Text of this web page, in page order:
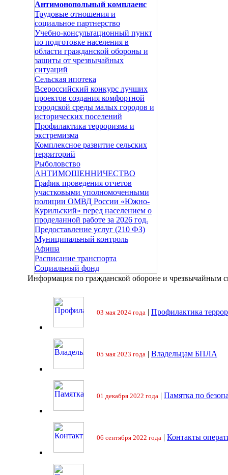
Антимонопольный комплаенс
Трудовые отношения и
социальное партнерство
Учебно-консультационный пункт
по подготовке населения в
области гражданской обороны и
защиты от чрезвычайных
ситуаций
Сельская ипотека
Всероссийский конкурс лучших
проектов создания комфортной
городской среды малых городов и
исторических поселений
Профилактика терроризма и
экстремизма
Комплексное развитие сельских
территорий
Рыболовство
АНТИМОШЕННИЧЕСТВО
График проведения отчетов
участковыми уполномоченными
полиции ОМВД России «Южно-
Курильский» перед населением о
проделанной работе за 2026 год.
Предоставление услуг (210 ФЗ)
Муниципальный контроль
Афиша
Расписание транспорта
Социальный фонд
Информация по гражданской обороне и чрезвычайным
03 мая 2024 года | Профилактика
05 мая 2023 года | Владельцам БПЛА
01 декабря 2022 года | Памятка по
06 сентября 2022 года | Контакты